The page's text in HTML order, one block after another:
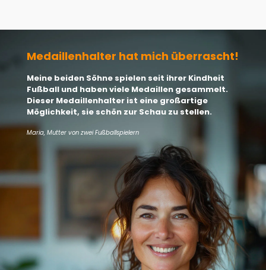
Medaillenhalter hat mich überrascht!
Meine beiden Söhne spielen seit ihrer Kindheit
Fußball und haben viele Medaillen gesammelt.
Dieser Medaillenhalter ist eine großartige
Möglichkeit, sie schön zur Schau zu stellen.
Maria, Mutter von zwei Fußballspielern